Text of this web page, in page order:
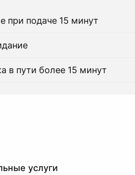
при подаче 15 минут
в пути более 15 минут
услуги